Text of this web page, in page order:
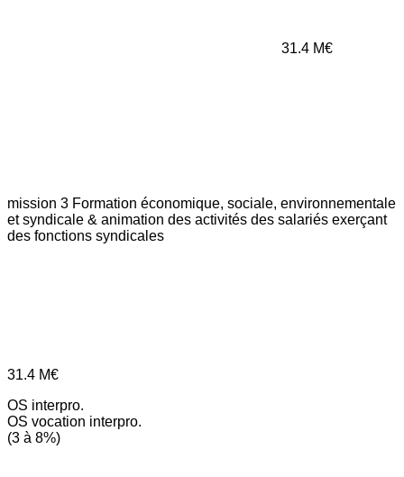
31.4 M€
mission 3 Formation économique, sociale, environnementale
et syndicale & animation des activités des salariés exerçant
des fonctions syndicales
31.4 M€
OS interpro.
OS vocation interpro.
(3 à 8%)